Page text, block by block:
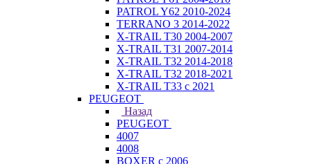
PATROL Y62 2010-2024
TERRANO 3 2014-2022
X-TRAIL T30 2004-2007
X-TRAIL T31 2007-2014
X-TRAIL T32 2014-2018
X-TRAIL T32 2018-2021
X-TRAIL T33 с 2021
PEUGEOT
Назад
PEUGEOT
4007
4008
BOXER с 2006